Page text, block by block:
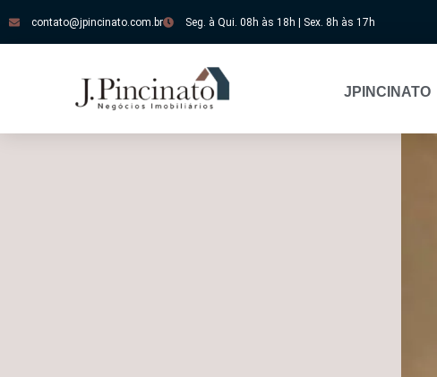
contato@jpincinato.com.br Seg. à Qui. 08h às 18h | Sex. 8h às 17h
JPINCINATO